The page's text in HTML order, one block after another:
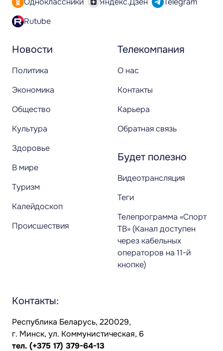
Новости
Политика
Экономика
Общество
Культура
Здоровье
В мире
Туризм
Калейдоскоп
Происшествия
Телекомпания
О нас
Контакты
Карьера
Обратная связь
Будет полезно
Видеотрансляция
Теги
Телепрограмма «Спорт
ТВ» (Канал доступен
через кабельных
операторов на 11-й
кнопке)
Rutube
Контакты:
Республика Беларусь, 220029,
г. Минск, ул. Коммунистическая, 6
тел. (+375 17) 379-64-13